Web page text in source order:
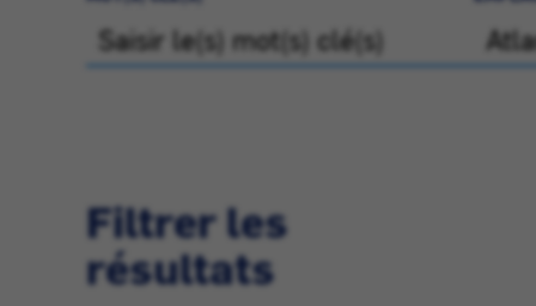
Filtrer les
résultats